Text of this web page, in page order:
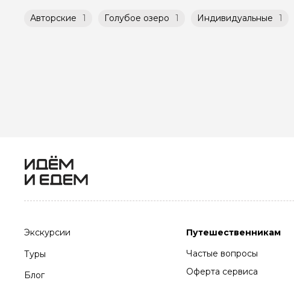
Авторские 1 Голубое озеро 1 Индивидуальные 1
Экскурсии
Туры
Блог
Путешественникам
Частые вопросы
Оферта сервиса